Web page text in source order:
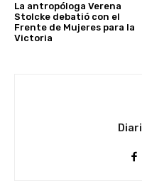
La antropóloga Verena
Stolcke debatió con el
Frente de Mujeres para la
Victoria